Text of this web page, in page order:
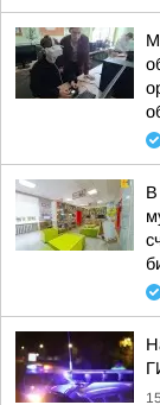
В